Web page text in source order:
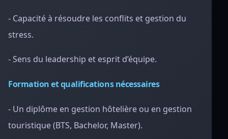
- Capacité à résoudre les conflits et gestion du
stress.
- Sens du leadership et esprit d’équipe.
Formation et qualifications nécessaires
- Un diplôme en gestion hôtelière ou en gestion
touristique (BTS, Bachelor, Master).